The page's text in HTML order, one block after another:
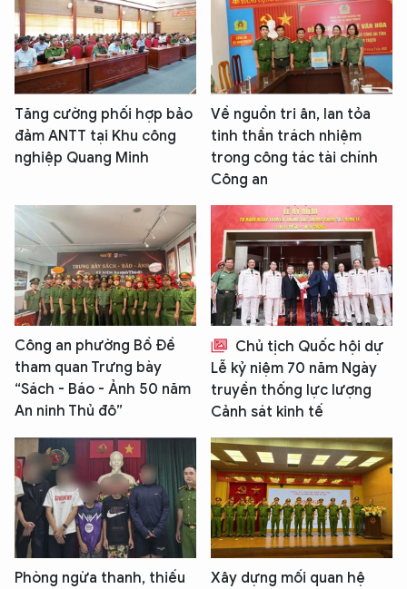
Tăng cường phối hợp bảo
đảm ANTT tại Khu công
nghiệp Quang Minh
Về nguồn tri ân, lan tỏa
tinh thần trách nhiệm
trong công tác tài chính
Công an
Công an phường Bồ Đề
tham quan Trưng bày
“Sách - Báo - Ảnh 50 năm
An ninh Thủ đô”
Chủ tịch Quốc hội dự
Lễ kỷ niệm 70 năm Ngày
truyền thống lực lượng
Cảnh sát kinh tế
Phòng ngừa thanh, thiếu
Xây dựng mối quan hệ